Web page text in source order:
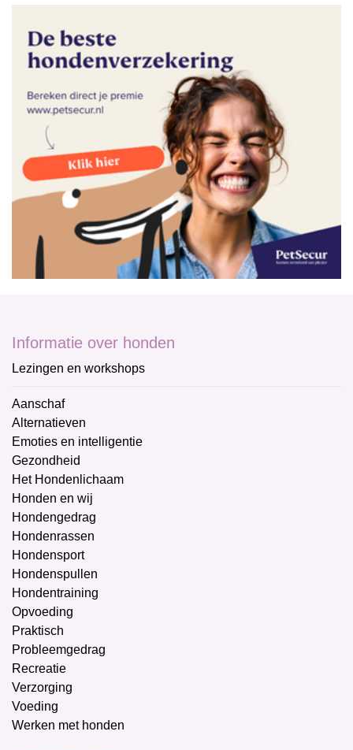
Informatie over honden
Lezingen en workshops
Aanschaf
Alternatieven
Emoties en intelligentie
Gezondheid
Het Hondenlichaam
Honden en wij
Hondengedrag
Hondenrassen
Hondensport
Hondenspullen
Hondentraining
Opvoeding
Praktisch
Probleemgedrag
Recreatie
Verzorging
Voeding
Werken met honden